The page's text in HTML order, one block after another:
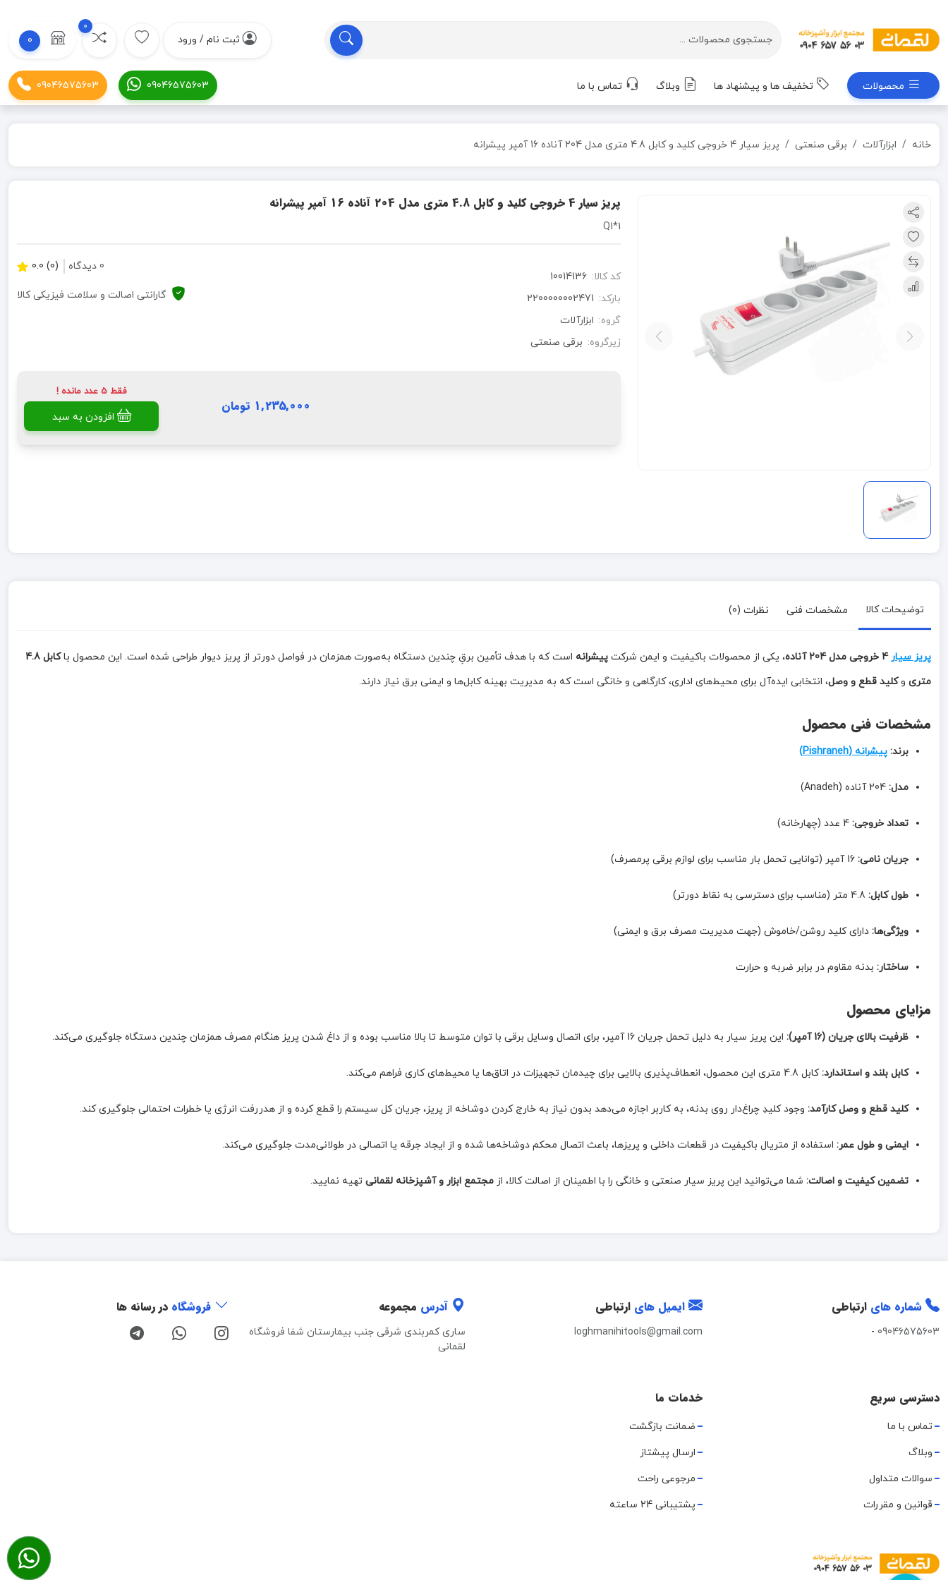
ثبت نام / ورود
0
0
محصولات تخفیف ها و پیشنهاد ها وبلاگ تماس با ما 09046575603
09046575603
خانه ابزارآلات برقی صنعتی پریز سیار 4 خروجی کلید و کابل 4.8 متری مدل 204 آناده 16 آمپر پیشرانه
پریز سیار 4 خروجی کلید و کابل 4.8 متری مدل 204 آناده 16 آمپر پیشرانه
Q1*1
کد کالا: 10014136
بارکد: 2200000002471
گروه: ابزارآلات
زیرگروه: برقی صنعتی
0 دیدگاه (0) 0.0
گارانتی اصالت و سلامت فیزیکی کالا
1,235,000 تومان
فقط 5 عدد مانده !
افزودن به سبد
توضیحات کالا مشخصات فنی نظرات (0)
پریز سیار 4 خروجی مدل 204 آناده ، یکی از محصولات باکیفیت و ایمن شرکت پیشرانه است که با هدف تأمین برقِ چندین دستگاه به‌صورت همزمان در فواصل دورتر از پریز دیوار طراحی شده است. این محصول با
کابل 4.8
متری وکلید قطع و وصل، انتخابی ایده‌آل برای محیط‌های اداری، کارگاهی و خانگی است که به مدیریت بهینه کابل‌ها و ایمنی برق نیاز دارند.
مشخصات فنی محصول
برند: پیشرانه (Pishraneh)
مدل:
تعداد خروجی:
جریان نامی:
طول کابل:
ویژگی‌ها: دارای کلید روشن/خاموش (جهت مدیریت مصرف برق و ایمنی)
ساختار: بدنه مقاوم در برابر ضربه و حرارت
مزایای محصول
ظرفیت بالای جریان (16 آمپر): این پریز سیار به دلیل تحمل جریان 16 آمپر، برای اتصال وسایل برقی با توان متوسط تا بالا مناسب بوده و از داغ شدن پریز هنگام مصرف همزمان چندین دستگاه جلوگیری می‌کند.
کابل بلند و استاندارد: کابل 4.8 متری این محصول، انعطاف‌پذیری بالایی برای چیدمان تجهیزات در اتاق‌ها یا محیط‌های کاری فراهم می‌کند.
کلید قطع و وصل کارآمد: وجود کلیدِ چراغ‌دار روی بدنه، به کاربر اجازه می‌دهد بدون نیاز به خارج کردن دوشاخه از پریز، جریان کل سیستم را قطع کرده و از هدررفت انرژی یا خطرات احتمالی جلوگیری کند.
ایمنی و طول عمر: استفاده از متریال باکیفیت در قطعات داخلی و پریزها، باعث اتصال محکم دوشاخه‌ها شده و از ایجاد جرقه یا اتصالی در طولانی‌مدت جلوگیری می‌کند.
تضمین کیفیت و اصالت: شما می‌توانید این پریز سیار صنعتی و خانگی را با اطمینان از اصالت کالا، از مجتمع ابزار و آشپزخانه لقمانی تهیه نمایید.
شماره های ارتباطی
09046575603
-
ایمیل های ارتباطی
loghmanihitools@gmail.com
آدرس مجموعه
ساری کمربندی شرقی جنب بیمارستان شفا فروشگاه
لقمانی
فروشگاه در رسانه ها
دسترسی سریع
تماس با ما
وبلاگ
سوالات متداول
قوانین و مقررات
خدمات ما
ضمانت بازگشت
ارسال پیشتاز
مرجوعی راحت
پشتیبانی 24 ساعته